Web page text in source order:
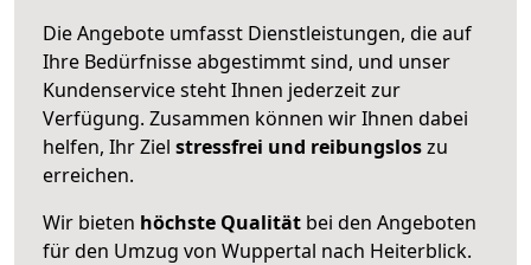
Die Angebote umfasst Dienstleistungen, die auf
Ihre Bedürfnisse abgestimmt sind, und unser
Kundenservice steht Ihnen jederzeit zur
Verfügung. Zusammen können wir Ihnen dabei
helfen, Ihr Ziel stressfrei und reibungsloszu
erreichen.
Wir bieten höchste Qualität bei den Angeboten
für den Umzug von Wuppertal nach Heiterblick.